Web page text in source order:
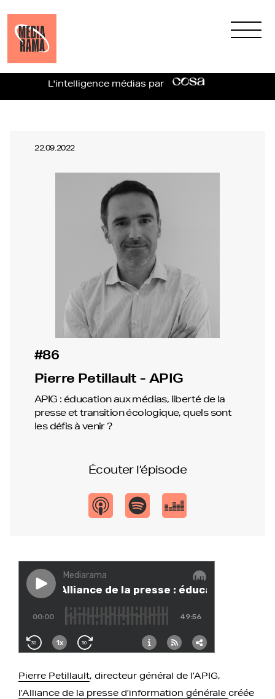
L'intelligence médias par
22.09.2022
#86
Pierre Petillault - APIG
APIG : éducation aux médias, liberté de la
presse et transition écologique, quels sont
les défis à venir ?
Écouter l’épisode
Pierre Petillault, directeur général de l’APIG,
l’Alliance de la presse d’information générale créée